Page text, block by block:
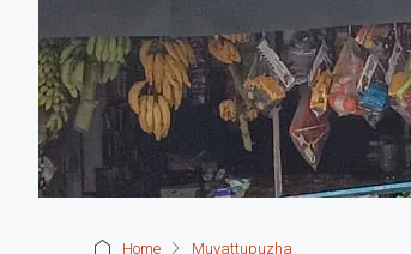
Home Muvattupuzha